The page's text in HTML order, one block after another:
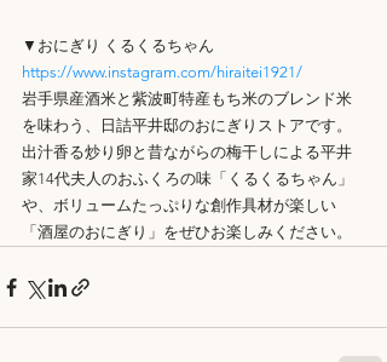
▼おにぎり くるくるちゃん
https://www.instagram.com/hiraitei1921/
岩手県産酒米と紫波町特産もち米のブレンド米
を味わう、日詰平井邸のおにぎりストアです。
出汁香る炒り卵と昔ながらの梅干しによる平井
家14代夫人のおふくろの味「くるくるちゃん」
や、ボリュームたっぷりな創作具材が楽しい
「酒屋のおにぎり」をぜひお楽しみください。